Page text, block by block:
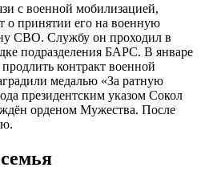
с военной мобилизацией,
о принятии его на военную
СВО. Службу он проходил в
подразделения БАРС. В январе
контракт военной
медалью «За ратную
президентским указом Сокол
орденом Мужества. После